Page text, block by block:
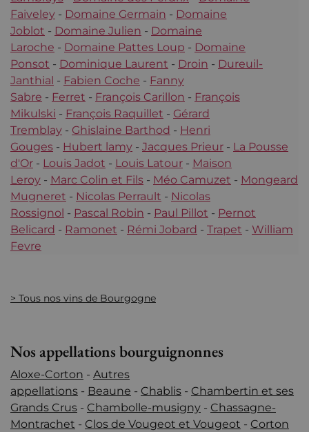
Faiveley - Domaine Germain - Domaine
Joblot - Domaine Julien - Domaine
Laroche - Domaine Pattes Loup - Domaine
Ponsot - Dominique Laurent - Droin - Dureuil-
Janthial - Fabien Coche - Fanny
Sabre - Ferret - François Carillon - François
Mikulski - François Raquillet - Gérard
Tremblay - Ghislaine Barthod - Henri
Gouges - Hubert lamy - Jacques Prieur - La Pousse
d'Or - Louis Jadot - Louis Latour - Maison
Leroy - Marc Colin et Fils - Méo Camuzet - Mongeard
Mugneret - Nicolas Perrault - Nicolas
Rossignol - Pascal Robin - Paul Pillot - Pernot
Belicard - Ramonet - Rémi Jobard - Trapet - William
Fevre
> Tous nos vins de Bourgogne
Nos appellations bourguignonnes
Aloxe-Corton - Autres
appellations - Beaune - Chablis - Chambertin et ses
Grands Crus - Chambolle-musigny - Chassagne-
Montrachet - Clos de Vougeot et Vougeot - Corton